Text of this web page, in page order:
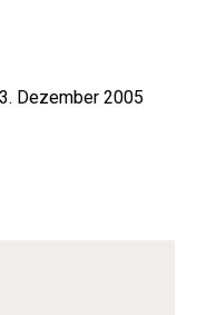
Dezember 2005